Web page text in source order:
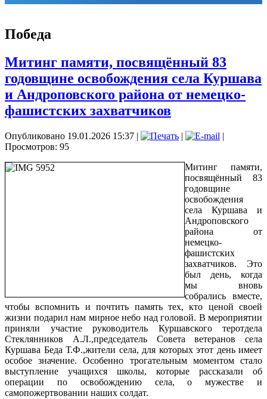
Победа
Митинг памяти, посвящённый 83
годовщине освобождения села Куршава
и Андроповского района от немецко-
фашистских захватчиков
Опубликовано 19.01.2026 15:37 | |
|
Просмотров: 95
Митинг памяти,
посвящённый 83
годовщине
освобождения
села Куршава и
Андроповского
района от
немецко-
фашистских
захватчиков. Это
был день, когда
мы вновь
собрались вместе,
чтобы вспомнить и почтить память тех, кто ценой своей
жизни подарил нам мирное небо над головой. В мероприятии
приняли участие руководитель Куршавского теротдела
Стеклянников А.Л.,председатель Совета ветеранов села
Куршава Беда Т.Ф.,жители села, для которых этот день имеет
особое значение. Особенно трогательным моментом стало
выступление учащихся школы, которые рассказали об
операции по освобождению села, о мужестве и
самопожертвовании наших солдат.